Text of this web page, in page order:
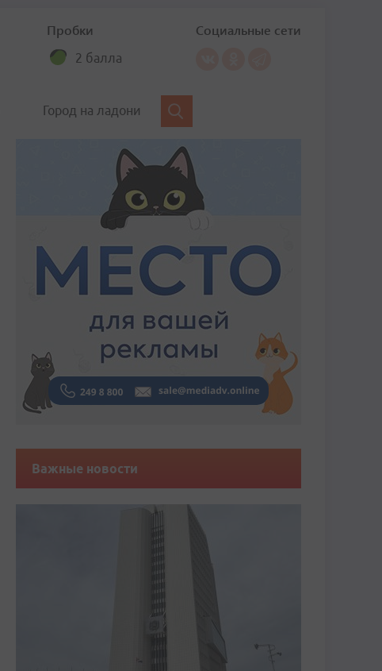
Пробки
2 балла
Социальные сети
Город на ладони
Важные новости